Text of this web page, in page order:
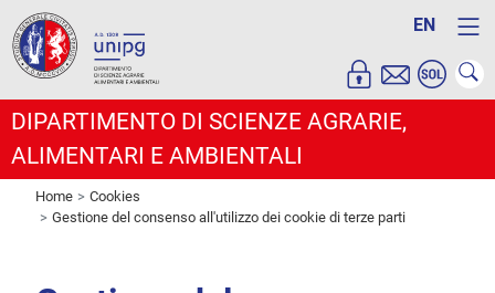
EN
DIPARTIMENTO DI SCIENZE AGRARIE,
ALIMENTARI E AMBIENTALI
Home
Cookies
Gestione del consenso all'utilizzo dei cookie di terze parti